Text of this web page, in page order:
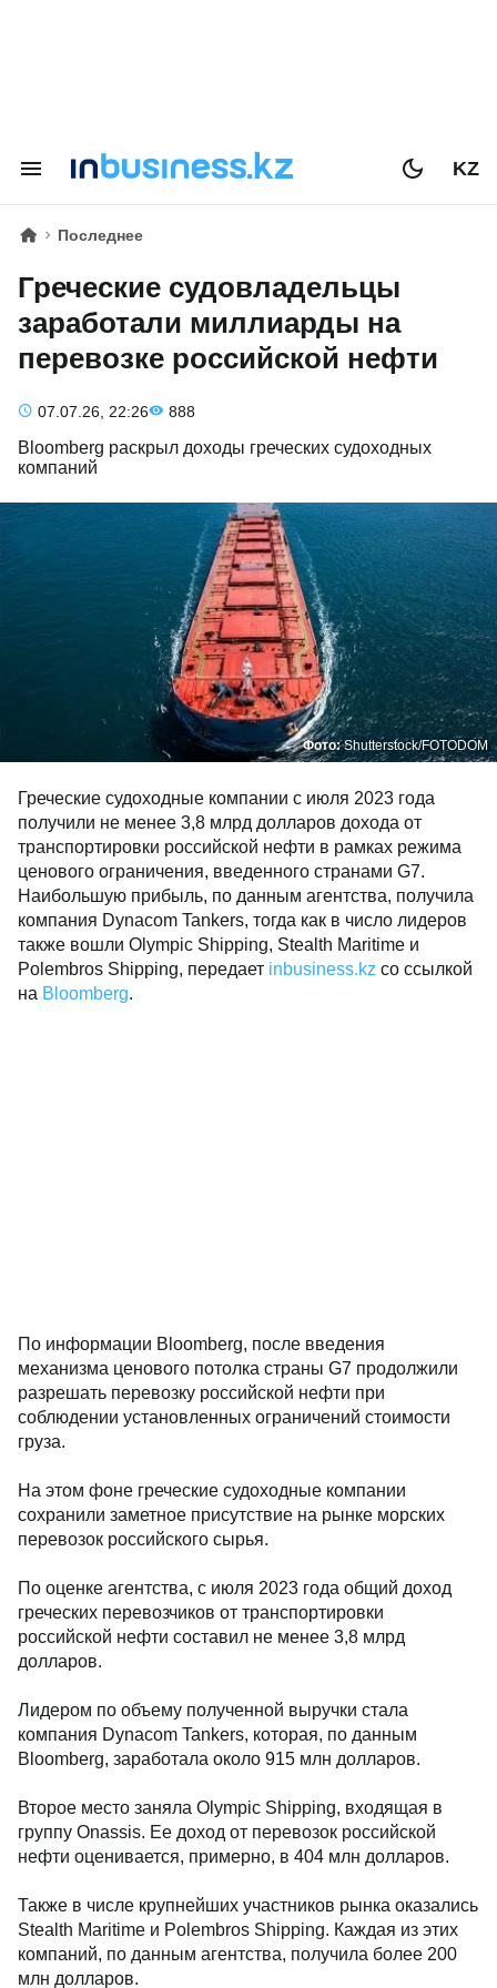
KZ
Последнее
Греческие судовладельцы
заработали миллиарды на
перевозке российской нефти
07.07.26, 22:26 888
Bloomberg раскрыл доходы греческих судоходных
компаний
Фото:Shutterstock/FOTODOM
Греческие судоходные компании с июля 2023 года
получили не менее 3,8 млрд долларов дохода от
транспортировки российской нефти в рамках режима
ценового ограничения, введенного странами G7.
Наибольшую прибыль, по данным агентства, получила
компания Dynacom Tankers, тогда как в число лидеров
также вошли Olympic Shipping, Stealth Maritime и
Polembros Shipping, передает inbusiness.kz со ссылкой
на Bloomberg.
По информации Bloomberg, после введения
механизма ценового потолка страны G7 продолжили
разрешать перевозку российской нефти при
соблюдении установленных ограничений стоимости
груза.
На этом фоне греческие судоходные компании
сохранили заметное присутствие на рынке морских
перевозок российского сырья.
По оценке агентства, с июля 2023 года общий доход
греческих перевозчиков от транспортировки
российской нефти составил не менее 3,8 млрд
долларов.
Лидером по объему полученной выручки стала
компания Dynacom Tankers, которая, по данным
Bloomberg, заработала около 915 млн долларов.
Второе место заняла Olympic Shipping, входящая в
группу Onassis. Ее доход от перевозок российской
нефти оценивается, примерно, в 404 млн долларов.
Также в числе крупнейших участников рынка оказались
Stealth Maritime и Polembros Shipping. Каждая из этих
компаний, по данным агентства, получила более 200
млн долларов.